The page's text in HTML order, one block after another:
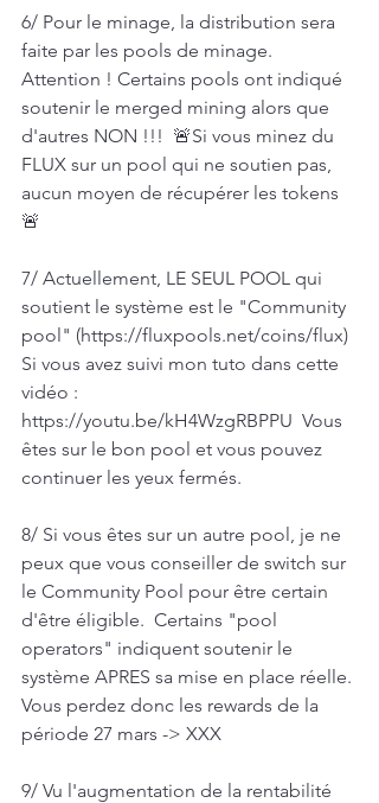
6/ Pour le minage, la distribution sera
faite par les pools de minage.
Attention ! Certains pools ont indiqué
soutenir le merged mining alors que
d'autres NON !!!  🚨Si vous minez du
FLUX sur un pool qui ne soutien pas,
aucun moyen de récupérer les tokens
🚨
7/ Actuellement, LE SEUL POOL qui
soutient le système est le "Community
pool" (https://fluxpools.net/coins/flux)
Si vous avez suivi mon tuto dans cette
vidéo :
https://youtu.be/kH4WzgRBPPU  Vous
êtes sur le bon pool et vous pouvez
continuer les yeux fermés.
8/ Si vous êtes sur un autre pool, je ne
peux que vous conseiller de switch sur
le Community Pool pour être certain
d'être éligible.  Certains "pool
operators" indiquent soutenir le
système APRES sa mise en place réelle.
Vous perdez donc les rewards de la
période 27 mars -> XXX
9/ Vu l'augmentation de la rentabilité